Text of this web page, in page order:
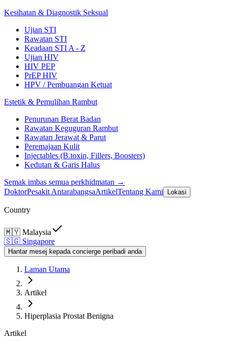
Kesihatan & Diagnostik Seksual
Ujian STI
Rawatan STI
Keadaan STI A - Z
Ujian HIV
HIV PEP
PrEP HIV
HPV / Pembuangan Ketuat
Estetik & Pemulihan Rambut
Penurunan Berat Badan
Rawatan Keguguran Rambut
Rawatan Jerawat & Parut
Peremajaan Kulit
Injectables (B.toxin, Fillers, Boosters)
Kedutan & Garis Halus
Semak imbas semua perkhidmatan →
DoktorPesakit AntarabangsaArtikelTentang Kami Lokasi
Country
🇲🇾 Malaysia
🇸🇬 Singapore
Hantar mesej kepada concierge peribadi anda
Laman Utama
Artikel
Hiperplasia Prostat Benigna
Artikel